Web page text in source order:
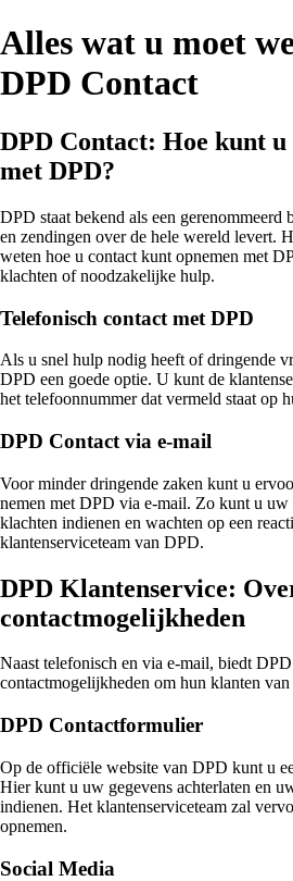
Alles wat u moet
DPD Contact
DPD Contact: Hoe kunt u
met DPD?
DPD staat bekend als een gerenommeerd
en zendingen over de hele wereld levert.
weten hoe u contact kunt opnemen met
klachten of noodzakelijke hulp.
Telefonisch contact met DPD
Als u snel hulp nodig heeft of dringende
DPD een goede optie. U kunt de
het telefoonnummer dat vermeld staat op
DPD Contact via e-mail
Voor minder dringende zaken kunt u
nemen met DPD via e-mail. Zo kunt u
klachten indienen en wachten op een
klantenserviceteam van DPD.
DPD Klantenservice:
contactmogelijkheden
Naast telefonisch en via e-mail, biedt
contactmogelijkheden om hun klanten
DPD Contactformulier
Op de officiële website van DPD kunt u
Hier kunt u uw gegevens achterlaten en
indienen. Het klantenserviceteam zal
opnemen.
Social Media